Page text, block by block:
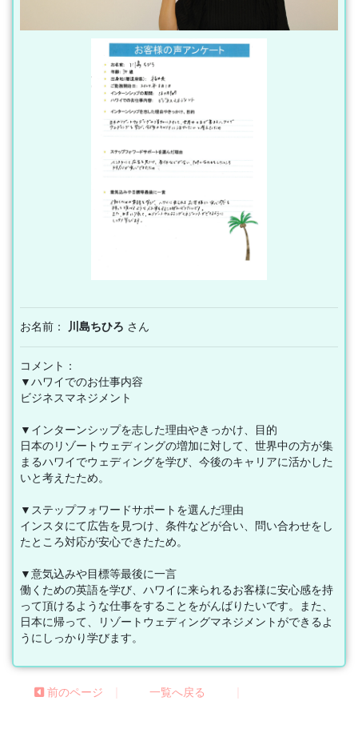
お名前： 川島ちひろ さん
コメント：
▼ハワイでのお仕事内容
ビジネスマネジメント
▼インターンシップを志した理由やきっかけ、目的
日本のリゾートウェディングの増加に対して、世界中の方が集
まるハワイでウェディングを学び、今後のキャリアに活かした
いと考えたため。
▼ステップフォワードサポートを選んだ理由
インスタにて広告を見つけ、条件などが合い、問い合わせをし
たところ対応が安心できたため。
▼意気込みや目標等最後に一言
働くための英語を学び、ハワイに来られるお客様に安心感を持
って頂けるような仕事をすることをがんばりたいです。また、
日本に帰って、リゾートウェディングマネジメントができるよ
うにしっかり学びます。
前のページ 一覧へ戻る